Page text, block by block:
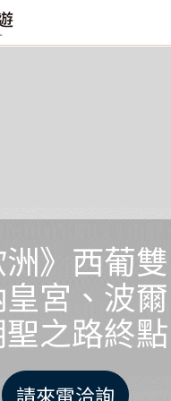
洲》西葡
宮、波
之路終
請來電洽詢